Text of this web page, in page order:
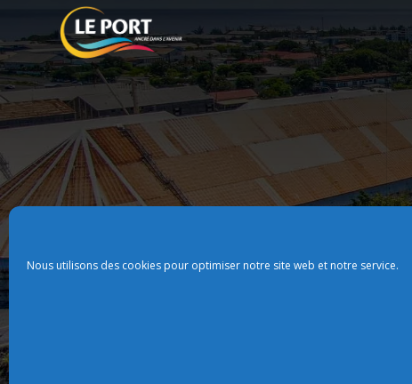
Nous utilisons des cookies pour optimiser notre site web et notre service.